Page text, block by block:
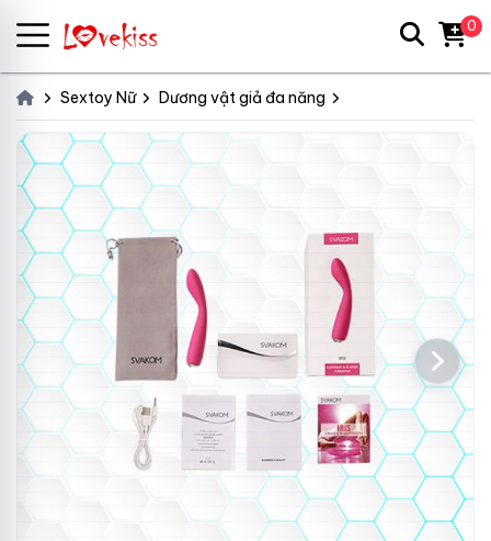
Sextoy Nữ Dương vật giả đa năng
0